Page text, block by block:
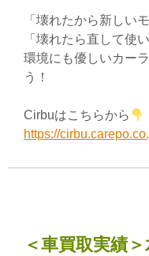
「壊れたから新しい
「壊れたら直して使
環境にも優しいカー
う！
Cirbuはこちらから
https://
＜車買取実績